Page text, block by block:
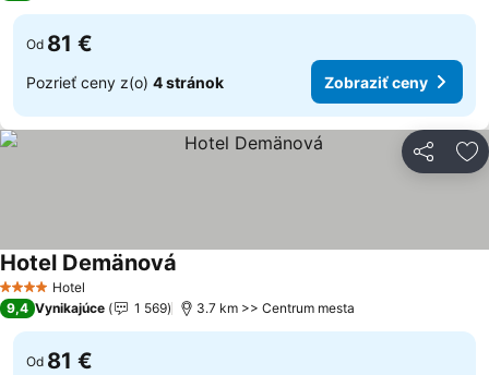
Od 81 €
Pozrieť ceny z(o) 4 stránok Zobraziť ceny
Zdieľať
4 Počet hviezdičiek
Hotel
Hotel Demänová
9,4 Vynikajúce 1 569 3.7 km >> Centrum mesta
Od 81 €